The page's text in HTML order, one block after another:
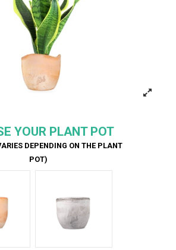
YOUR PLANT POT
DEPENDING ON THE PLANT
POT)